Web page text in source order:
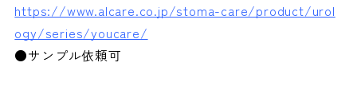
https://www.alcare.co.jp/stoma-care/product/urol
ogy/series/youcare/
●サンプル依頼可